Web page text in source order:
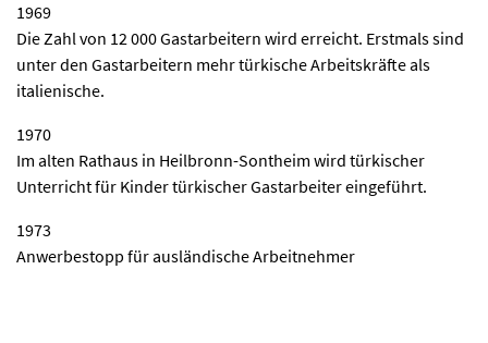
1969
Die Zahl von 12 000 Gastarbeitern wird erreicht. Erstmals sind
unter den Gastarbeitern mehr türkische Arbeitskräfte als
italienische.
1970
Im alten Rathaus in Heilbronn-Sontheim wird türkischer
Unterricht für Kinder türkischer Gastarbeiter eingeführt.
1973
Anwerbestopp für ausländische Arbeitnehmer